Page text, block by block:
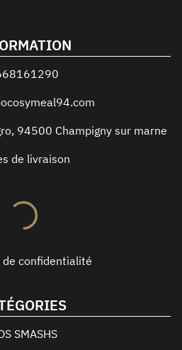
, 94500 Champigny sur marne
de livraison
de confidentialité
SMASHS